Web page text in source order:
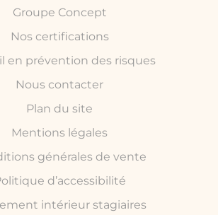
Groupe Concept
Nos certifications
en prévention des risques
Nous contacter
Plan du site
Mentions légales
générales de vente
d’accessibilité
intérieur stagiaires